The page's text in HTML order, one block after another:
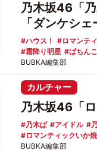
乃木坂46「
「ダンケシ
ハウス！ ロマンテ
霜降り明星
ぱちん
BUBKA編集部
カルチャー
乃木坂46「
乃木ぱ アイドル
ロマンティックいか
BUBKA編集部